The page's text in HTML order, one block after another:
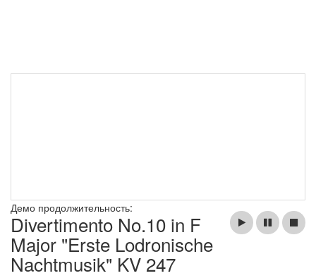
Демо продолжительность:
Divertimento No.10 in F
Major "Erste Lodronische
Nachtmusik" KV 247